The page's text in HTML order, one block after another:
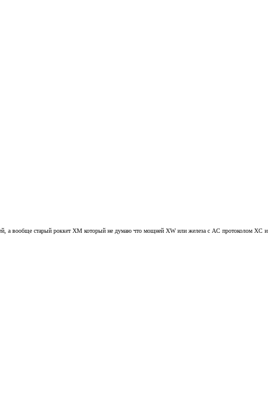
а вообще старый роккет XM который не думаю что мощней XW или железа с АС протоколом XC и